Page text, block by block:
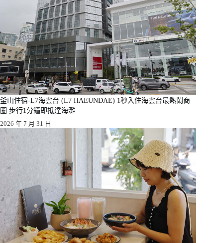
釜山住宿-L7海雲台 (L7 HAEUNDAE) 1秒入住海雲台最熱鬧商
圈 步行1分鐘即抵達海灘
2026 年 7 月 31 日